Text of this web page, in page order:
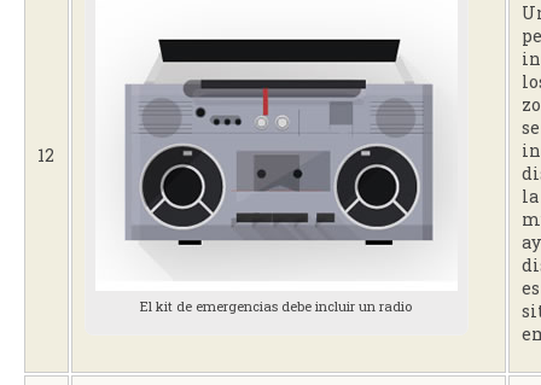
12
El kit de emergencias debe incluir un radio